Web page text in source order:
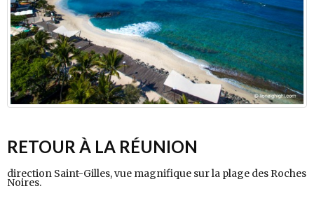
RETOUR À LA RÉUNION
direction Saint-Gilles, vue magnifique sur la plage des Roches
Noires.